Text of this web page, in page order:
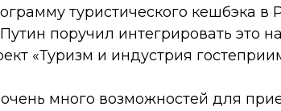
туристического кешбэка в
поручил интегрировать это
«Туризм и индустрия
много возможностей для